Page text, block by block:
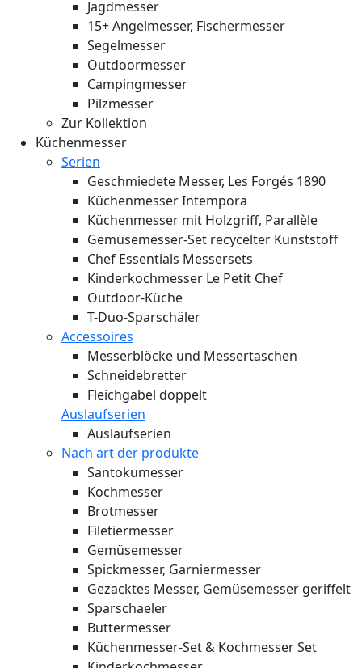
Jagdmesser
15+ Angelmesser, Fischermesser
Segelmesser
Outdoormesser
Campingmesser
Pilzmesser
Zur Kollektion
Küchenmesser
Serien
Geschmiedete Messer, Les Forgés 1890
Küchenmesser Intempora
Küchenmesser mit Holzgriff, Parallèle
Gemüsemesser-Set recycelter Kunststoff
Chef Essentials Messersets
Kinderkochmesser Le Petit Chef
Outdoor-Küche
T-Duo-Sparschäler
Accessoires
Messerblöcke und Messertaschen
Schneidebretter
Fleichgabel doppelt
Auslaufserien
Auslaufserien
Nach art der produkte
Santokumesser
Kochmesser
Brotmesser
Filetiermesser
Gemüsemesser
Spickmesser, Garniermesser
Gezacktes Messer, Gemüsemesser geriffelt
Sparschaeler
Buttermesser
Küchenmesser-Set & Kochmesser Set